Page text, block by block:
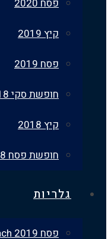
חופשת סקי 2019-18
חופשת פסח 2018
גלריות